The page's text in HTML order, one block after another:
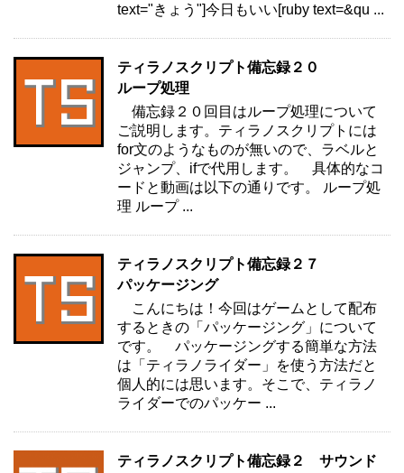
text="きょう"]今日もいい[ruby text=&qu ...
ティラノスクリプト備忘録２０
ループ処理
備忘録２０回目はループ処理について
ご説明します。ティラノスクリプトには
for文のようなものが無いので、ラベルと
ジャンプ、ifで代用します。 具体的なコ
ードと動画は以下の通りです。 ループ処
理 ループ ...
ティラノスクリプト備忘録２７
パッケージング
こんにちは！今回はゲームとして配布
するときの「パッケージング」について
です。 パッケージングする簡単な方法
は「ティラノライダー」を使う方法だと
個人的には思います。そこで、ティラノ
ライダーでのパッケー ...
ティラノスクリプト備忘録２ サウンド